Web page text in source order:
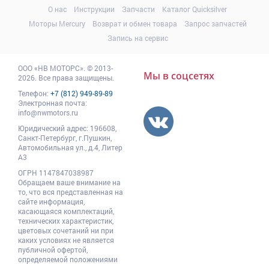
О нас
Инструкции Запчасти
Каталог Quicksilver
Моторы Mercury
Возврат и обмен товара
Запрос запчастей
Запись на сервис
ООО«НВ МОТОРС» © 2013-
2026. Все права защищены.
Телефон: +7 (812) 949-89-89
Электронная почта:
info@nwmotors.ru
Юридический адрес: 196608
Санкт-Петербург, г.Пушкин
Автомобильная ул., д.4, Литер
А3
ОГРН 1147847038987
Обращаем ваше внимание на
то, что вся представленная на
сайте информация,
касающаяся комплектаций,
технических характеристик,
цветовых сочетаний ни при
каких условиях не является
публичной офертой,
определяемой положениями
Мы в соцсетях